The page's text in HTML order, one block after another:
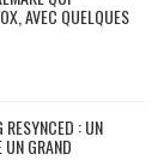
AVEC QUELQUES
RESYNCED : UN
GRAND